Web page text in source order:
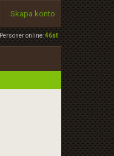
Personer online:46st
Skapa konto